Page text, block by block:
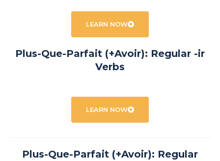
LEARN NOW
Plus-Que-Parfait (+Avoir): Regular -ir
Verbs
LEARN NOW
Plus-Que-Parfait (+Avoir): Regular